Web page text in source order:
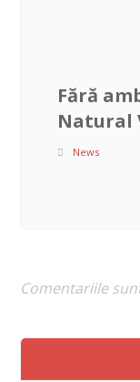
Fără
Natural
News
Comentariile